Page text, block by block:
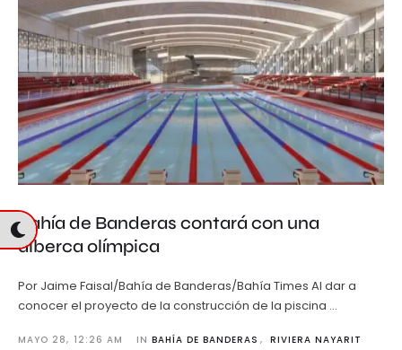
Bahía de Banderas contará con una
alberca olímpica
Por Jaime Faisal/Bahía de Banderas/Bahía Times Al dar a
conocer el proyecto de la construcción de la piscina …
MAYO 28, 12:26 AM IN BAHÍA DE BANDERAS , RIVIERA NAYARIT